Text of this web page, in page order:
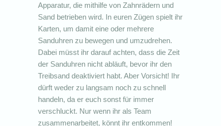
Apparatur, die mithilfe von Zahnrädern und
Sand betrieben wird. In euren Zügen spielt ihr
Karten, um damit eine oder mehrere
Sanduhren zu bewegen und umzudrehen.
Dabei müsst ihr darauf achten, dass die Zeit
der Sanduhren nicht abläuft, bevor ihr den
Treibsand deaktiviert habt. Aber Vorsicht! Ihr
dürft weder zu langsam noch zu schnell
handeln, da er euch sonst für immer
verschluckt. Nur wenn ihr als Team
zusammenarbeitet, könnt ihr entkommen!